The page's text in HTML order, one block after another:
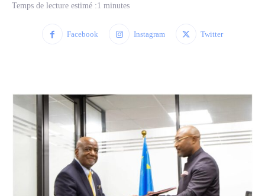
Temps de lecture estimé :1 minutes
Facebook Instagram Twitter